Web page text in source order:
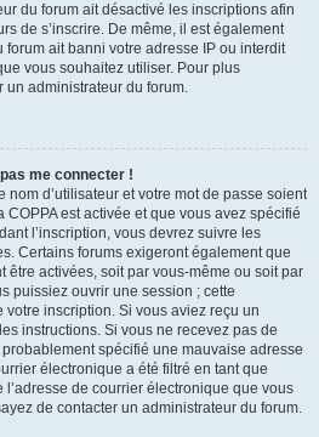
du forum ait désactivé les inscriptions afin
de s’inscrire. De même, il est également
forum ait banni votre adresse IP ou interdit
vous souhaitez utiliser. Pour plus
un administrateur du forum.
me connecter !
d’utilisateur et votre mot de passe soient
est activée et que vous avez spécifié
l’inscription, vous devrez suivre les
Certains forums exigeront également que
être activées, soit par vous-même ou soit par
puissiez ouvrir une session ; cette
inscription. Si vous aviez reçu un
instructions. Si vous ne recevez pas de
spécifié une mauvaise adresse
électronique a été filtré en tant que
de courrier électronique que vous
de contacter un administrateur du forum.